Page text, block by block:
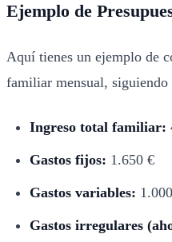
Ejemplo de
Aquí tienes un ejemplo de
familiar mensual, siguiendo
Ingreso total familiar:
Gastos fijos: 1.650 €
Gastos variables:
Gastos irregulares